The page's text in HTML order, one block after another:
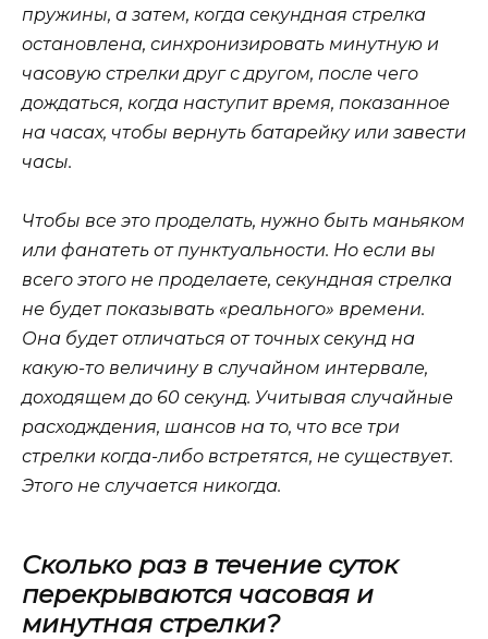
пружины, а затем, когда секундная стрелка
остановлена, синхронизировать минутную и
часовую стрелки друг с другом, после чего
дождаться, когда наступит время, показанное
на часах, чтобы вернуть батарейку или завести
часы.
Чтобы все это проделать, нужно быть маньяком
или фанатеть от пунктуальности. Но если вы
всего этого не проделаете, секундная стрелка
не будет показывать «реального» времени.
Она будет отличаться от точных секунд на
какую-то величину в случайном интервале,
доходящем до 60 секунд. Учитывая случайные
расходждения, шансов на то, что все три
стрелки когда-либо встретятся, не существует.
Этого не случается никогда.
Сколько раз в течение суток
перекрываются часовая и
минутная стрелки?